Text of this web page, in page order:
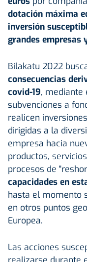
dotación máxima
inversión
grandes empresas
Bilakatu 2022
consecuencias
covid-19, mediante
subvenciones a
realicen
dirigidas a la
empresa hacia
productos,
procesos de
capacidades en
hasta el momento
en otros puntos
Europea.
Las acciones